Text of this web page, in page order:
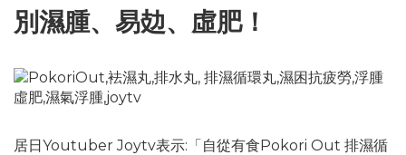
別濕腫、易攰、虛肥！
居日Youtuber Joytv表示:「自從有食Pokori Out 排濕循